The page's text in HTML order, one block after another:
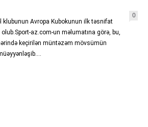
0
klubunun Avropa Kubokunun ilk təsnifat
az.com-un məlumatına görə, bu,
keçirilən müntəzəm mövsümün